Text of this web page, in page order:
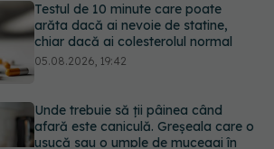
Unde trebuie să ții pâinea când
afară este caniculă. Greșeala care o
usucă sau o umple de mucegai în
doar câteva zile
Adevărul despre tratamentul cu
doze mari de Vitamina D în cancerul
NE ȘI PE: